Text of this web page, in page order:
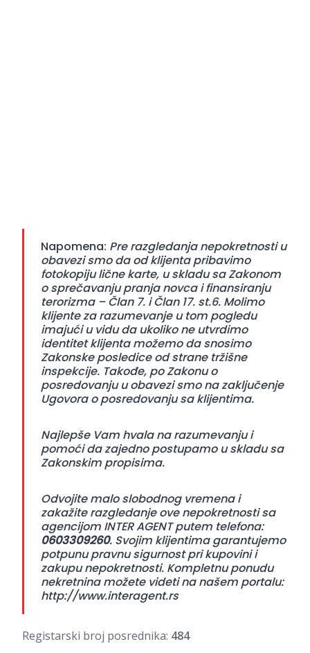
Napomena: Pre razgledanja nepokretnosti u
obavezi smo da od klijenta pribavimo
fotokopiju lične karte, u skladu sa Zakonom
o sprečavanju pranja novca i finansiranju
terorizma – Član 7. i Član 17. st.6. Molimo
klijente za razumevanje u tom pogledu
imajući u vidu da ukoliko ne utvrdimo
identitet klijenta možemo da snosimo
Zakonske posledice od strane tržišne
inspekcije. Takođe, po Zakonu o
posredovanju u obavezi smo na zaključenje
Ugovora o posredovanju sa klijentima.
Najlepše Vam hvala na razumevanju i
pomoći da zajedno postupamo u skladu sa
Zakonskim propisima.
Odvojite malo slobodnog vremena i
zakažite razgledanje ove nepokretnosti sa
agencijom INTER AGENT putem telefona:
0603309260. Svojim klijentima garantujemo
potpunu pravnu sigurnost pri kupovini i
zakupu nepokretnosti. Kompletnu ponudu
nekretnina možete videti na našem portalu:
http://www.interagent.rs
Registarski broj posrednika: 484